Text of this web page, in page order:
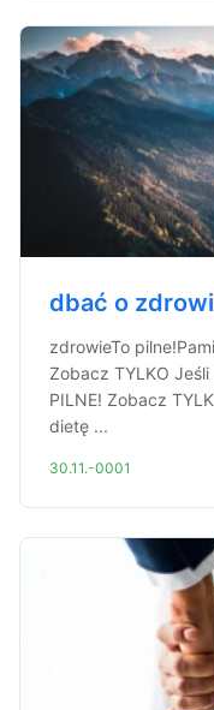
dbać o
zdrowieTo
Zobacz TYLKO
PILNE! Zobacz
dietę ...
30.11.-0001